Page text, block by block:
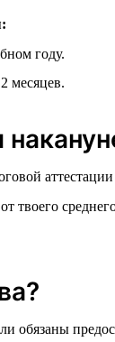
году.
месяцев.
твоего
обязаны